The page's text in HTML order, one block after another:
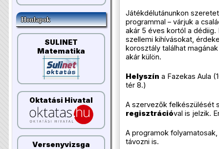
Honlapok
SULINET
Matematika
Oktatási Hivatal
Versenyvizsga
Játékdélutánunkon
programmal – várjuk a
akár 5 éves kortól a dédiig.
szellemi kihívásokat,
korosztály találhat
akár külön.
Helyszín a Fazekas Aula
tér 8.)
A szervezők felkészülését
regisztrációval is jelzik.
A programok
távozni is.